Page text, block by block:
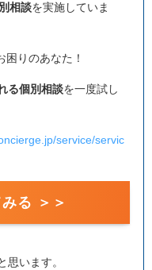
相談を実施していま
困りのあなた！
る個別相談を一度試し
service/servic
る ＞＞
思います。